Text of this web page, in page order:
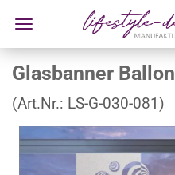
Glasbanner Ballon
(Art.Nr.: LS-G-030-081)